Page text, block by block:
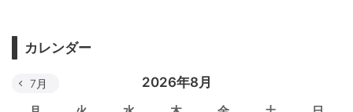
カレンダー
2026年8月
7月